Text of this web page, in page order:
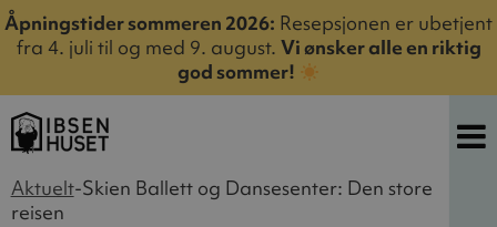
Åpningstider sommeren 2026: Resepsjonen er ubetjent
fra 4. juli til og med 9. august. Vi ønsker alle en riktig
god sommer!
Aktuelt-Skien Ballett og Dansesenter: Den store
reisen